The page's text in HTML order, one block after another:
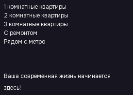
1 комнатные квартиры
2 комнатные квартиры
3 комнатные квартиры
С ремонтом
Рядом с метро
Ваша современная жизнь начинается
здесь!